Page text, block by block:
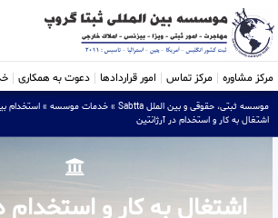
مرکز مشاوره مرکز تماس امور قراردادها دعوت به همکاری
موسسه ثبتی، حقوقی و بین الملل Sabtta » خدمات موسسه » استخدام
اشتغال به کار و استخدام در آرژانتین
اشتغال به کار و استخدام